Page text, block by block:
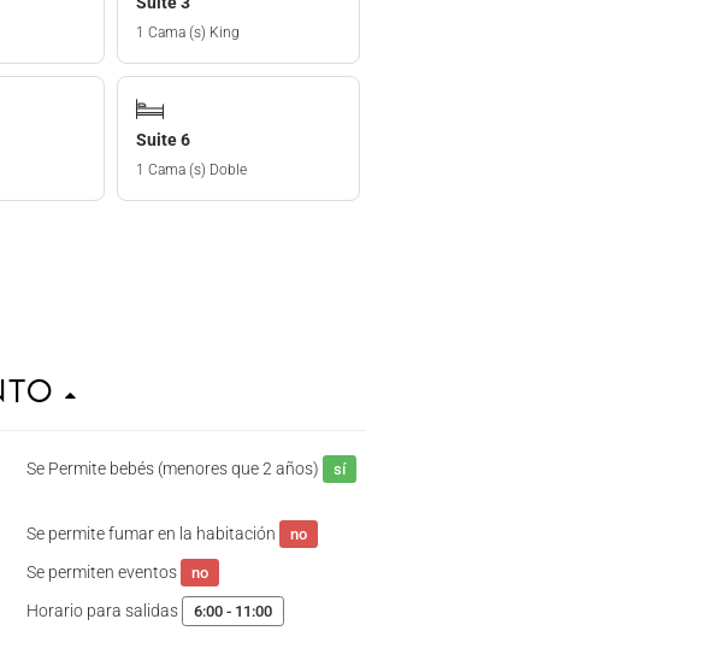
1 Cama (s) King
Suite 6
1 Cama (s) Doble
Se Permite bebés (menores que 2 años) sí
Se permite fumar en la habitación no
Se permiten eventos no
Horario para salidas 6:00 - 11:00